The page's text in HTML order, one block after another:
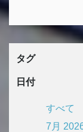
タグ
日付
すべて
7月